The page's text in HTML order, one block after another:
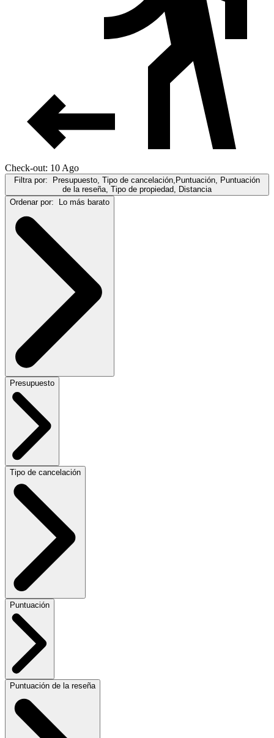
Check-out: 10 Ago
Filtra por:
Presupuesto, Tipo de cancelación,Puntuación, Puntuación
de la reseña, Tipo de propiedad, Distancia
Ordenar por:
Lo más barato
Presupuesto
Tipo de cancelación
Puntuación
Puntuación de la reseña